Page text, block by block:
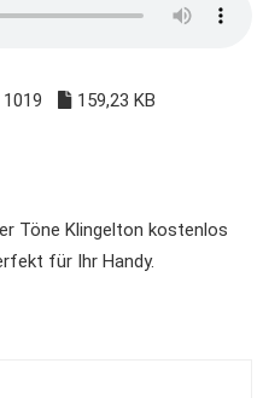
1019 159,23 KB
Töne Klingelton kostenlos
für Ihr Handy.